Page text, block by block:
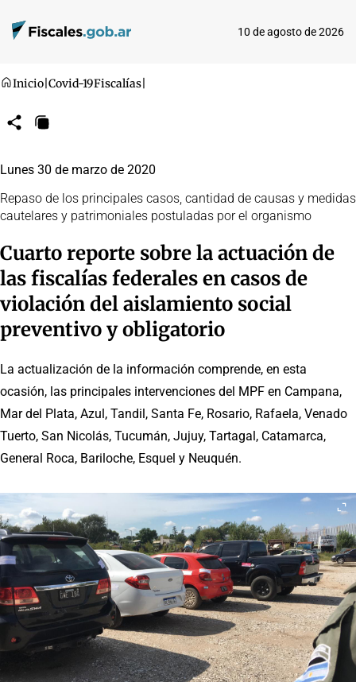
10 de agosto de 2026
Inicio Covid-19Fiscalías
CompartirCopiar
Lunes 30 de marzo de 2020
Repaso de los principales casos, cantidad de causas y medidas
cautelares y patrimoniales postuladas por el organismo
Cuarto reporte sobre la actuación de
las fiscalías federales en casos de
violación del aislamiento social
preventivo y obligatorio
La actualización de la información comprende, en esta
ocasión, las principales intervenciones del MPF en Campana,
Mar del Plata, Azul, Tandil, Santa Fe, Rosario, Rafaela, Venado
Tuerto, San Nicolás, Tucumán, Jujuy, Tartagal, Catamarca,
General Roca, Bariloche, Esquel y Neuquén.